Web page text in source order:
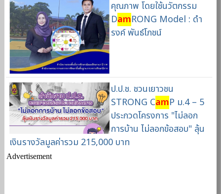
คุณภาพ โดยใช้นวัตกรรม
DamRONG Model : ดํา
รงค์ พันธ์โภชน์
ป.ป.ช. ชวนเยาวชน
STRONG CamP ม.4 – 5
ประกวดโครงการ "ไม่ลอก
การบ้าน ไม่ลอกข้อสอบ" ลุ้น
เงินรางวัลมูลค่ารวม 215,000 บาท
Advertisement